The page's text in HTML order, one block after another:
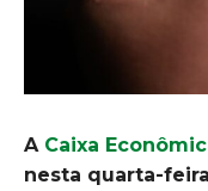
A Caixa
nesta quarta-